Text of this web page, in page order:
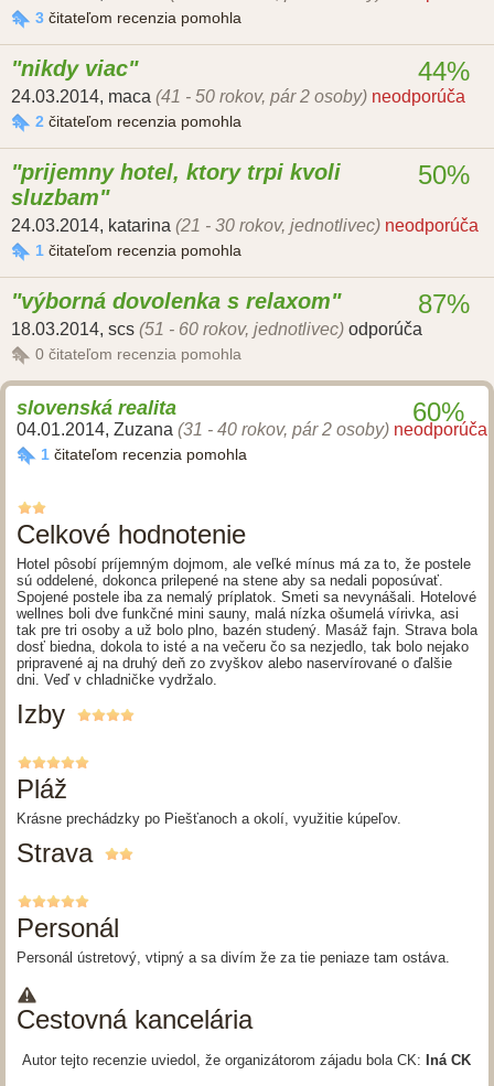
3 čitateľom recenzia pomohla
nikdy viac
24.03.2014, maca (41 - 50 rokov, pár 2 osoby) neodporúča
2 čitateľom recenzia pomohla
44%
prijemny hotel, ktory trpi kvoli
sluzbam
24.03.2014, katarina (21 - 30 rokov, jednotlivec) neodporúča
1 čitateľom recenzia pomohla
50%
výborná dovolenka s relaxom
18.03.2014, scs (51 - 60 rokov, jednotlivec) odporúča
0 čitateľom recenzia pomohla
87%
slovenská realita
04.01.2014, Zuzana (31 - 40 rokov, pár 2 osoby) neodporúča
1 čitateľom recenzia pomohla
60%
Celkové hodnotenie
Hotel pôsobí príjemným dojmom, ale veľké mínus má za to, že postele
sú oddelené, dokonca prilepené na stene aby sa nedali poposúvať.
Spojené postele iba za nemalý príplatok. Smeti sa nevynášali. Hotelové
wellnes boli dve funkčné mini sauny, malá nízka ošumelá vírivka, asi
tak pre tri osoby a už bolo plno, bazén studený. Masáž fajn. Strava bola
dosť biedna, dokola to isté a na večeru čo sa nezjedlo, tak bolo nejako
pripravené aj na druhý deň zo zvyškov alebo naservírované o ďalšie
dni. Veď v chladničke vydržalo.
Izby
Pláž
Krásne prechádzky po Piešťanoch a okolí, využitie kúpeľov.
Strava
Personál
Personál ústretový, vtipný a sa divím že za tie peniaze tam ostáva.
Cestovná kancelária
Autor tejto recenzie uviedol, že organizátorom zájadu bola CK: Iná CK